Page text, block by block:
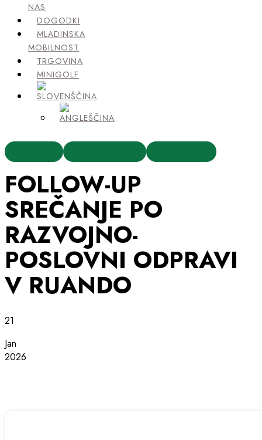
NAS
DOGODKI
MLADINSKA
MOBILNOST
TRGOVINA
MINIGOLF
FOLLOW-UP
SREČANJE PO
RAZVOJNO-
POSLOVNI ODPRAVI
V RUANDO
21
Jan
2026